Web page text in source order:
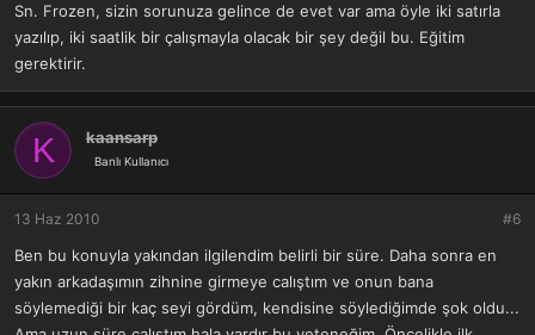
Sn. Frozen, sizin sorunuza gelince de evet var ama öyle iki satırla
yazılıp, iki saatlik bir çalışmayla olacak bir şey değil bu. Eğitim
gerektirir.
K kaansarp
Banlı Kullanıcı
13 Haz 2010 #6
Ben bu konuyla yakından ilgilendim belirli bir süre. Daha sonra en
yakın arkadaşımın zihnine girmeye calıştım ve onun bana
söylemediği bir kaç seyi gördüm, kendisine söylediğimde şok oldu...